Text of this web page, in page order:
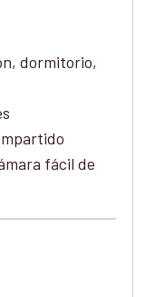
dormitorio,
fácil de